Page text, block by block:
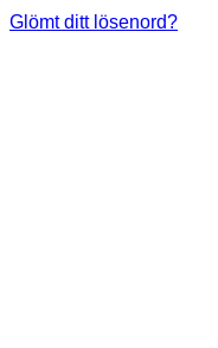
Glömt ditt lösenord?